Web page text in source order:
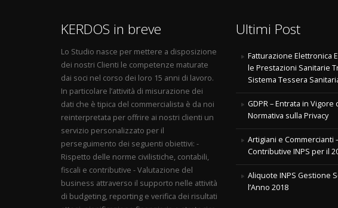
KERDOS in breve
Lo Studio nasce per mettere a disposizione
dei nostri Clienti le competenze maturate
dai soci nel corso dei loro 15 anni di lavoro.
In particolare l’attività di misurazione dei
dati che è tipica del commercialista è da noi
reinterpretata per offrire ai nostri clienti un
servizio personalizzato per il
perseguimento dei seguenti obiettivi: -
Rispetto delle norme civilistiche, contabili,
fiscali e contributive - Valutazione del
business attraverso il supporto nelle attività
di budgeting, reporting e verifica dei risultati
Ultimi Post
Fatturazione Elettronica
le Prestazioni Sanitarie
Sistema Tessera
GDPR – Entrata in Vigore
Normativa sulla Privacy
Artigiani e Commercianti
Contributive INPS per il
Aliquote INPS Gestione
l’Anno 2018